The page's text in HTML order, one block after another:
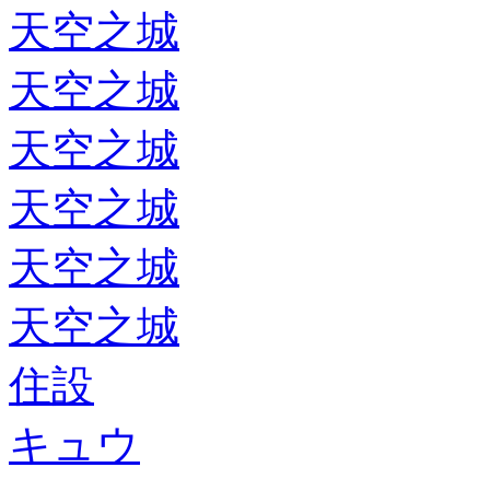
天空之城
天空之城
天空之城
天空之城
天空之城
天空之城
住設
キュウ